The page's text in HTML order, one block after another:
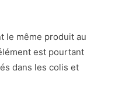
le même produit au
est pourtant
dans les colis et